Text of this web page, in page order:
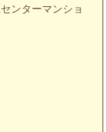
ンターマンショ